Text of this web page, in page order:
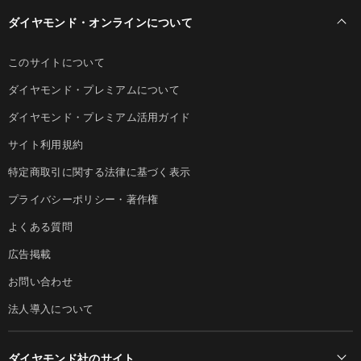
ダイヤモンド・オンラインについて
このサイトについて
ダイヤモンド・プレミアムについて
ダイヤモンド・プレミアム活用ガイド
サイト利用規約
特定商取引に関する法律に基づく表示
プライバシーポリシー・著作権
よくある質問
広告掲載
お問い合わせ
法人導入について